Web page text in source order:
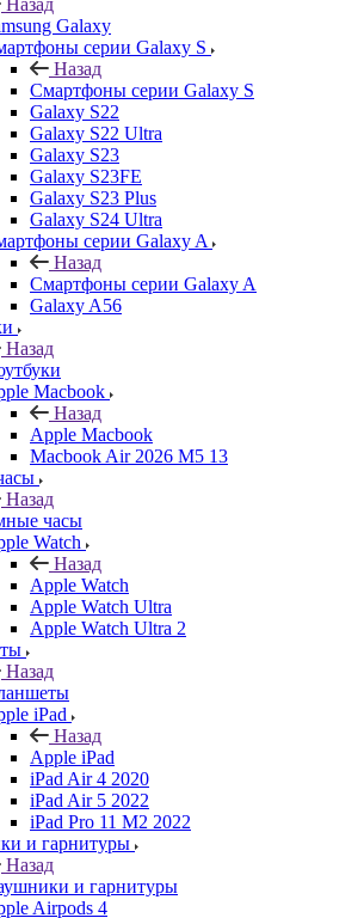
Назад
Galaxy
серии Galaxy S
Назад
Смартфоны серии Galaxy S
Galaxy S22
Galaxy S22 Ultra
Galaxy S23
Galaxy S23FE
Galaxy S23 Plus
Galaxy S24 Ultra
серии Galaxy A
Назад
Смартфоны серии Galaxy A
Galaxy A56
Назад
Macbook
Назад
Apple Macbook
Macbook Air 2026 M5 13
Назад
часы
Watch
Назад
Apple Watch
Apple Watch Ultra
Apple Watch Ultra 2
Назад
iPad
Назад
Apple iPad
iPad Air 4 2020
iPad Air 5 2022
iPad Pro 11 M2 2022
и гарнитуры
Назад
и гарнитуры
Airpods 4